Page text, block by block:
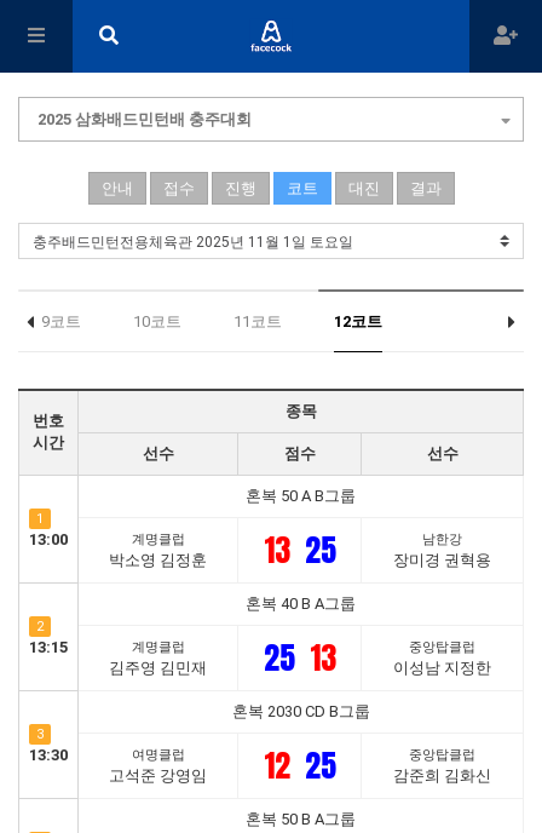
2025 삼화배드민턴배 충주대회
안내 접수 진행 코트 대진 결과
9코트 10코트 11코트 12코트
번호
시간
종목
선수 점수 선수
1
13:00
혼복 50 A B그룹
계명클럽
박소영 김정훈 13 25 남한강
장미경 권혁용
2
13:15
혼복 40 B A그룹
계명클럽
김주영 김민재 25 13 중앙탑클럽
이성남 지정한
3
13:30
혼복 2030 CD B그룹
여명클럽
고석준 강영임 12 25 중앙탑클럽
감준희 김화신
혼복 50 B A그룹